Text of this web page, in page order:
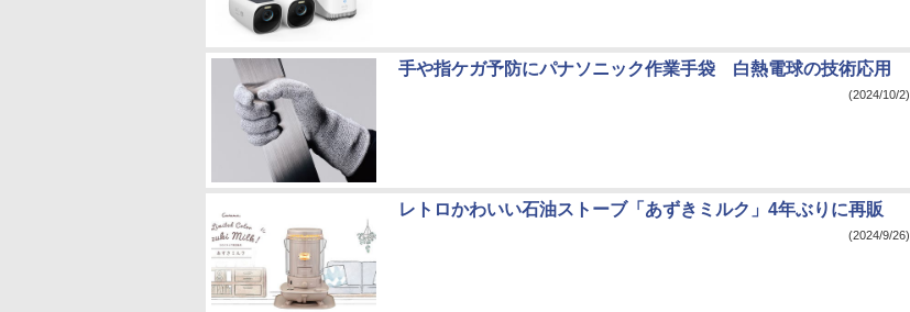
手や指ケガ予防にパナソニック作業手袋 白熱電球の技術応用
(2024/10/2)
レトロかわいい石油ストーブ「あずきミルク」4年ぶりに再販
(2024/9/26)